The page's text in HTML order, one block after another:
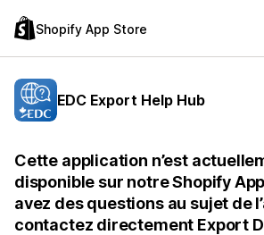
Shopify App Store
EDC Export Help Hub
Cette application n’est
disponible sur notre Shopify
avez des questions au sujet de
contactez directement Export